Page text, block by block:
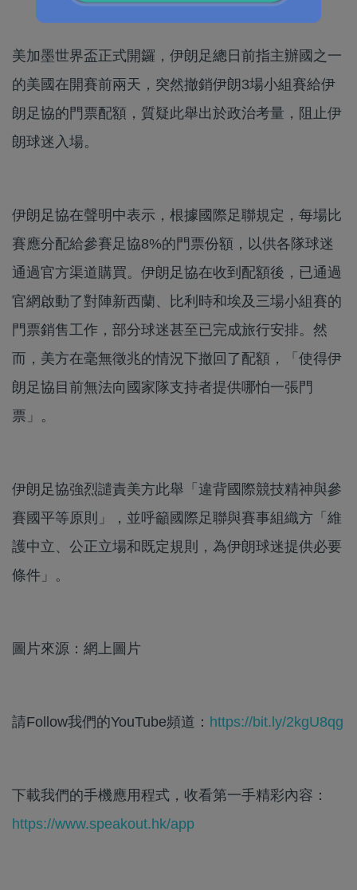
美加墨世界盃正式開鑼，伊朗足總日前指主辦國之一
的美國在開賽前兩天，突然撤銷伊朗3場小組賽給伊
朗足協的門票配額，質疑此舉出於政治考量，阻止伊
朗球迷入場。
伊朗足協在聲明中表示，根據國際足聯規定，每場比
賽應分配給參賽足協8%的門票份額，以供各隊球迷
通過官方渠道購買。伊朗足協在收到配額後，已通過
官網啟動了對陣新西蘭、比利時和埃及三場小組賽的
門票銷售工作，部分球迷甚至已完成旅行安排。然
而，美方在毫無徵兆的情況下撤回了配額，「使得伊
朗足協目前無法向國家隊支持者提供哪怕一張門
票」。
伊朗足協強烈譴責美方此舉「違背國際競技精神與參
賽國平等原則」，並呼籲國際足聯與賽事組織方「維
護中立、公正立場和既定規則，為伊朗球迷提供必要
條件」。
圖片來源：網上圖片
請Follow我們的YouTube頻道： https://bit.ly/2kgU8qg
下載我們的手機應用程式，收看第一手精彩內容：
https://www.speakout.hk/app